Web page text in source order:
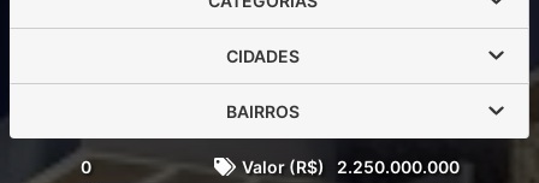
CIDADES
BAIRROS
0 Valor (R$) 2.250.000.000